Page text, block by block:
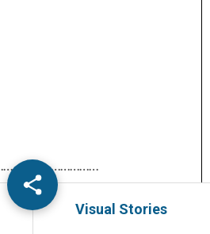
Visual Stories